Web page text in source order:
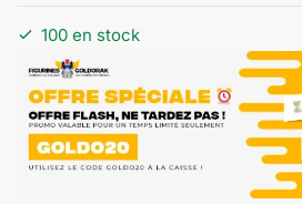
100 en stock